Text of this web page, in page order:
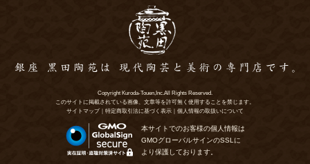
Copyright Kuroda-Touen,Inc.All Rights Reserved.
このサイトに掲載されている画像、文章等を許可無く使用することを禁じます。
サイトマップ
特定商取引法に基づく表示 個人情報の取扱いについて
本サイトでのお客様の個人情報は
GMOグローバルサインのSSLに
より保護しております。